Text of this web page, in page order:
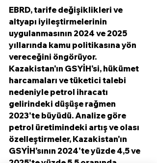
EBRD, tarife değişiklikleri ve
altyapı iyileştirmelerinin
uygulanmasının 2024 ve 2025
yıllarında kamu politikasına yön
vereceğini öngörüyor.
Kazakistan'ın GSYİH'si, hükümet
harcamaları ve tüketici talebi
nedeniyle petrol ihracatı
gelirindeki düşüşe rağmen
2023'te büyüdü. Analize göre
petrol üretimindeki artış ve olası
özelleştirmeler, Kazakistan'ın
GSYİH'sının 2024'te yüzde 4,5 ve